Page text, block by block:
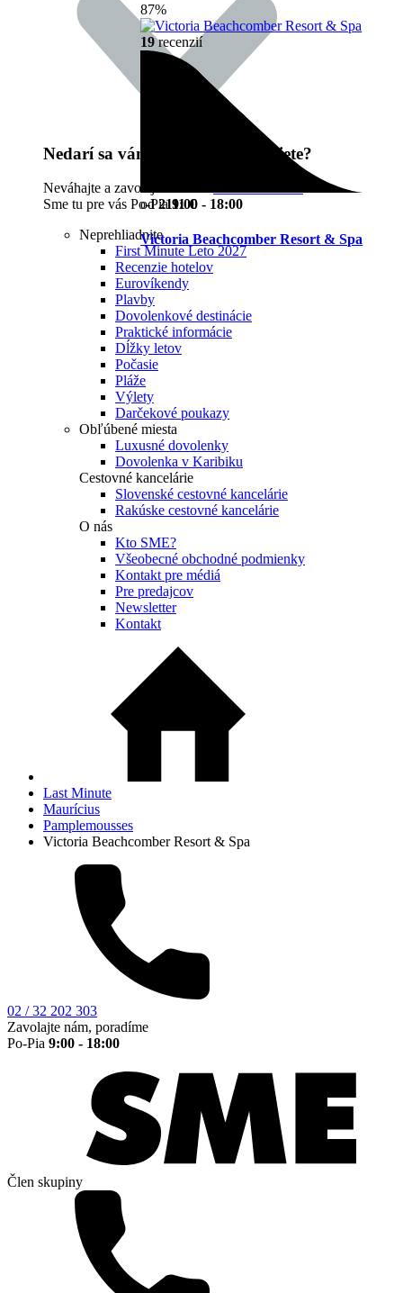
Nedarí sa vám nájsť čo potrebujete?
Neváhajte a zavolajte nám na
Sme tu pre vás Po-Pia9:00 - 18:00
Neprehliadnite
First Minute Leto 2027
Recenzie hotelov
Eurovíkendy
Plavby
Dovolenkové destinácie
Praktické informácie
Dĺžky letov
Počasie
Pláže
Výlety
Darčekové poukazy
Obľúbené miesta
Luxusné dovolenky
Dovolenka v Karibiku
Cestovné kancelárie
Slovenské cestovné kancelárie
Rakúske cestovné kancelárie
O nás
Kto SME?
Všeobecné obchodné podmienky
Kontakt pre médiá
Pre predajcov
Newsletter
Kontakt
Last Minute
Maurícius
Pamplemousses
Victoria Beachcomber Resort & Spa
02 / 32 202 303
Zavolajte nám, poradíme
Po-Pia 9:00 - 18:00
Člen skupiny
87%
19recenzií
od2111 €
Victoria Beachcomber Resort & Spa